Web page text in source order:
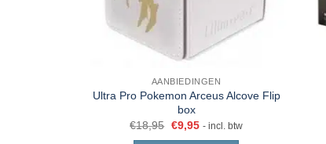
AANBIEDINGEN
Ultra Pro Pokemon Arceus Alcove Flip
box
€18,95 €9,95 - incl. btw